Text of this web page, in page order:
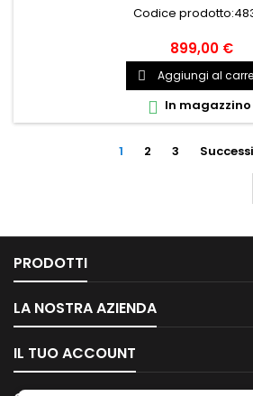
Codice
899,00 €
 Aggiungi al
 In magazzino
1 2 3
PRODOTTI
LA NOSTRA AZIENDA
IL TUO ACCOUNT